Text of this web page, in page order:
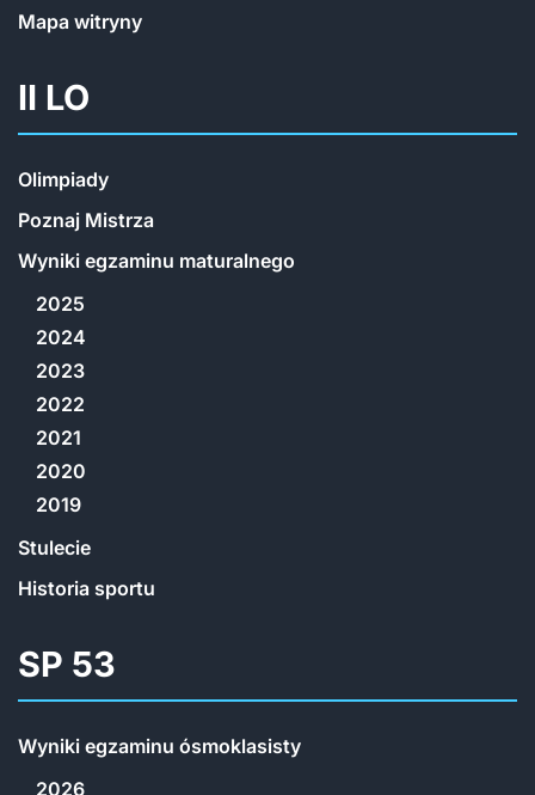
Mapa witryny
II LO
Olimpiady
Poznaj Mistrza
Wyniki egzaminu maturalnego
2025
2024
2023
2022
2021
2020
2019
Stulecie
Historia sportu
SP 53
Wyniki egzaminu ósmoklasisty
2026